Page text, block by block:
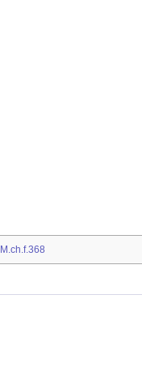
M.ch.f.368